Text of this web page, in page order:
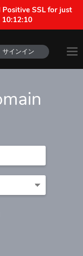
Positive SSL for just
10:12:10
サインイン